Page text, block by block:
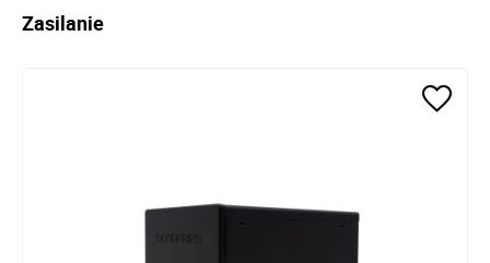
Zasilanie